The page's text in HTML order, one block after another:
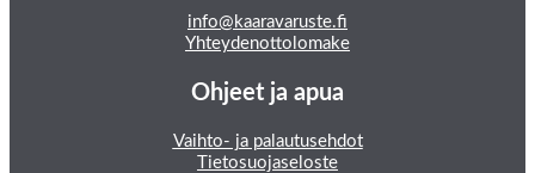
info@kaaravaruste.fi
Yhteydenottolomake
Ohjeet ja apua
Vaihto- ja palautusehdot
Tietosuojaseloste